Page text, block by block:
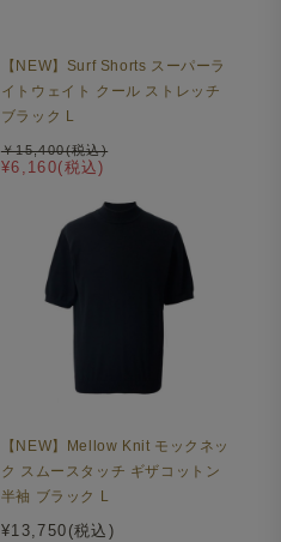
【NEW】Surf Shorts スーパーラ
イトウェイト クール ストレッチ
ブラック L
¥6,160(税込)
￥15,400(税込)
【NEW】Mellow Knit モックネッ
ク スムースタッチ ギザコットン
半袖 ブラック L
¥13,750(税込)